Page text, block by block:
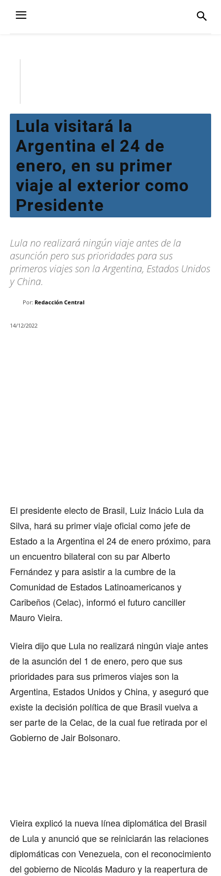
Lula visitará la
Argentina el 24 de
enero, en su primer
viaje al exterior como
Presidente
Lula no realizará ningún viaje antes de la
asunción pero sus prioridades para sus
primeros viajes son la Argentina, Estados Unidos
y China.
Por: Redacción Central
14/12/2022
El presidente electo de Brasil, Luiz Inácio Lula da
Silva, hará su primer viaje oficial como jefe de
Estado a la Argentina el 24 de enero próximo, para
un encuentro bilateral con su par Alberto
Fernández y para asistir a la cumbre de la
Comunidad de Estados Latinoamericanos y
Caribeños (Celac), informó el futuro canciller
Mauro Vieira.
Vieira dijo que Lula no realizará ningún viaje antes
de la asunción del 1 de enero, pero que sus
prioridades para sus primeros viajes son la
Argentina, Estados Unidos y China, y aseguró que
existe la decisión política de que Brasil vuelva a
ser parte de la Celac, de la cual fue retirada por el
Gobierno de Jair Bolsonaro.
Vieira explicó la nueva línea diplomática del Brasil
de Lula y anunció que se reiniciarán las relaciones
diplomáticas con Venezuela, con el reconocimiento
del gobierno de Nicolás Maduro y la reapertura de